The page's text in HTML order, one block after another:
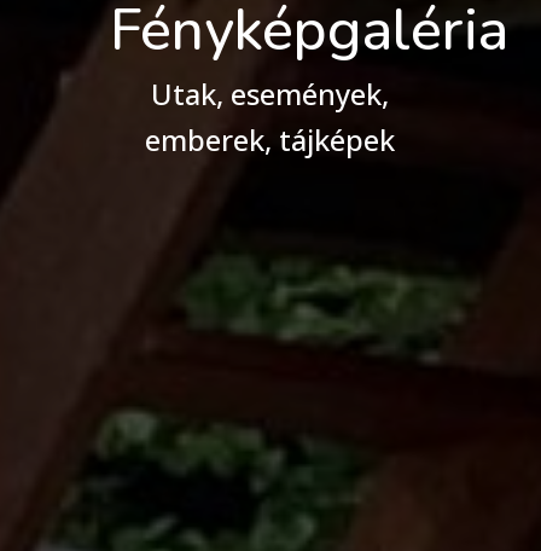
Fényképgaléria
Utak, események,
emberek, tájképek